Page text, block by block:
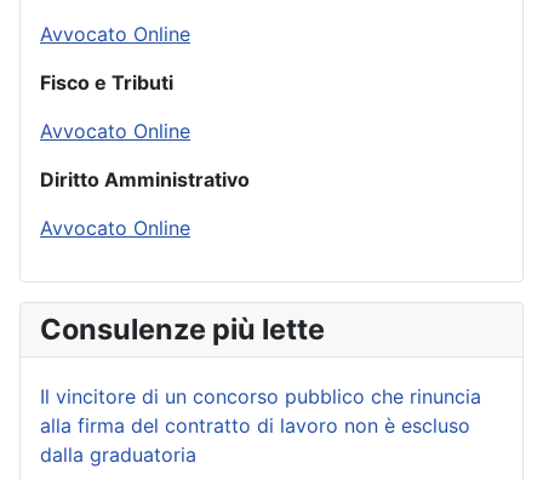
Avvocato Online
Fisco e Tributi
Avvocato Online
Diritto Amministrativo
Avvocato Online
Consulenze più lette
Il vincitore di un concorso pubblico che rinuncia
alla firma del contratto di lavoro non è escluso
dalla graduatoria